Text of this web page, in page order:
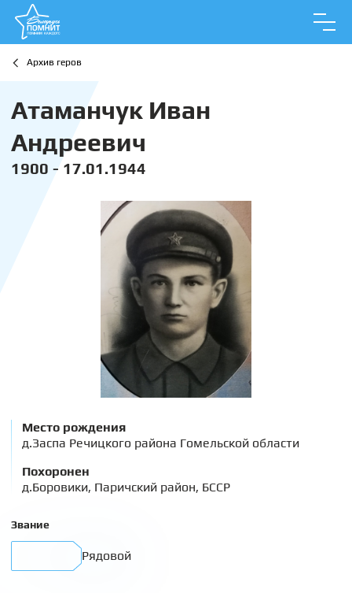
Архив геров
Атаманчук Иван
Андреевич
1900 - 17.01.1944
Место рождения
д.Заспа Речицкого района Гомельской области
Похоронен
д.Боровики, Паричский район, БССР
Звание
Рядовой